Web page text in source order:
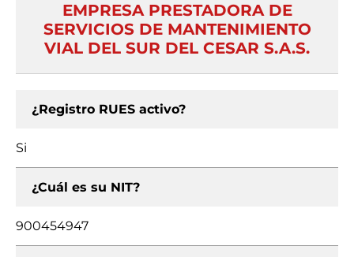
EMPRESA PRESTADORA DE
SERVICIOS DE MANTENIMIENTO
VIAL DEL SUR DEL CESAR S.A.S.
¿Registro RUES activo?
Si
¿Cuál es su NIT?
900454947